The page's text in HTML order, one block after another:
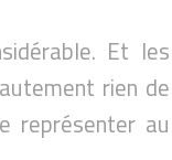
Et les
rien de
représenter au